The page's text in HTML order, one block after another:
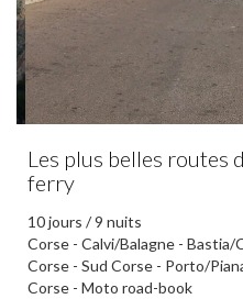
Les plus belles routes
ferry
10 jours / 9 nuits
Corse - Calvi/Balagne - Bastia/
Corse - Sud Corse - Porto/
Corse - Moto road-book